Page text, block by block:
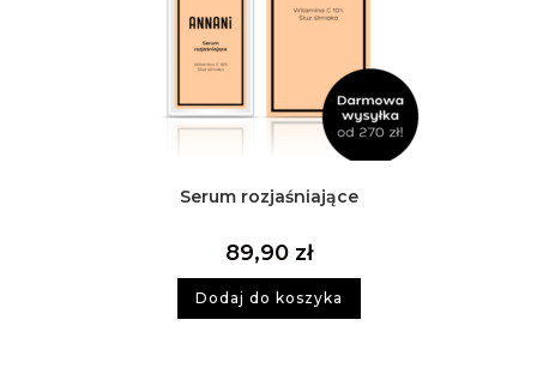
Serum rozjaśniające
89,90 zł
Dodaj do koszyka